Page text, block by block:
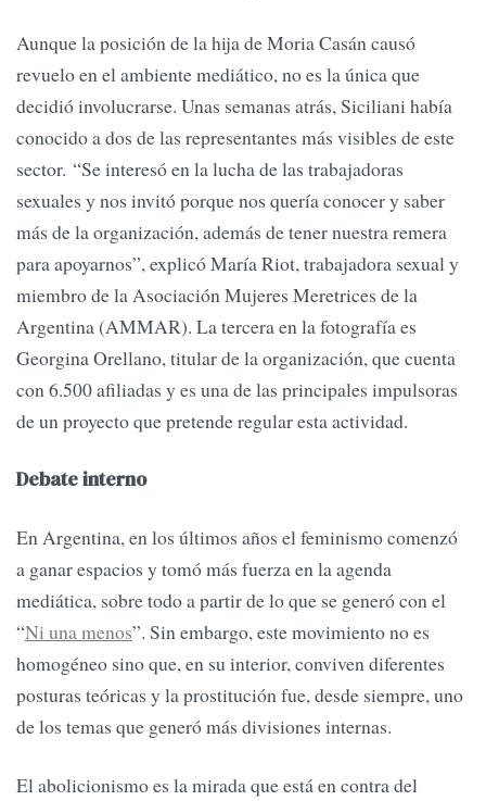
Aunque la posición de la hija de Moria Casán causó
revuelo en el ambiente mediático, no es la única que
decidió involucrarse. Unas semanas atrás, Siciliani había
conocido a dos de las representantes más visibles de este
sector. “Se interesó en la lucha de las trabajadoras
sexuales y nos invitó porque nos quería conocer y saber
más de la organización, además de tener nuestra remera
para apoyarnos”, explicó María Riot, trabajadora sexual y
miembro de la Asociación Mujeres Meretrices de la
Argentina (AMMAR). La tercera en la fotografía es
Georgina Orellano, titular de la organización, que cuenta
con 6.500 afiliadas y es una de las principales impulsoras
de un proyecto que pretende regular esta actividad.
Debate interno
En Argentina, en los últimos años el feminismo comenzó
a ganar espacios y tomó más fuerza en la agenda
mediática, sobre todo a partir de lo que se generó con el
“Ni una menos”. Sin embargo, este movimiento no es
homogéneo sino que, en su interior, conviven diferentes
posturas teóricas y la prostitución fue, desde siempre, uno
de los temas que generó más divisiones internas.
El abolicionismo es la mirada que está en contra del